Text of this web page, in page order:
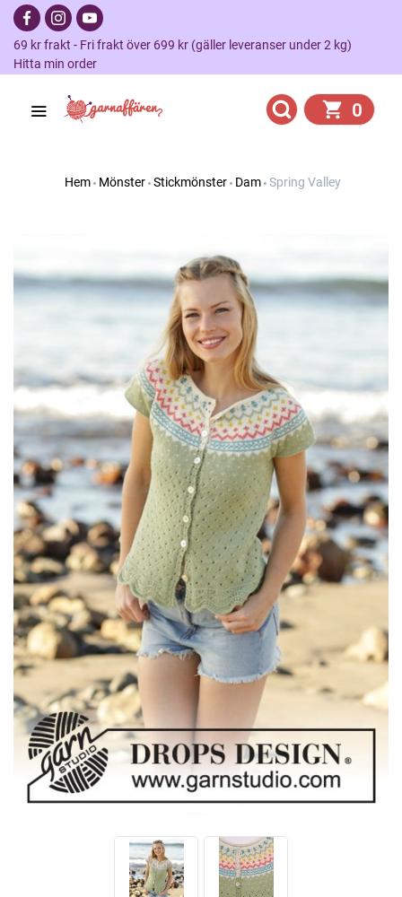
69 kr frakt - Fri frakt över 699 kr (gäller leveranser under 2 kg)
Hitta min order
0
Hem Mönster Stickmönster Dam Spring Valley